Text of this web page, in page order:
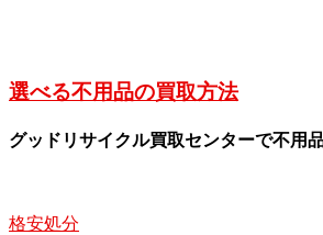
選べる不用品の買取方法
グッドリサイクル買取センターで不用
格安処分